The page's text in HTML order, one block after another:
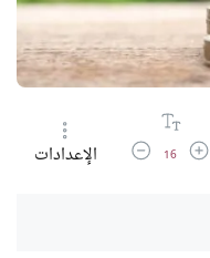
زيادة حجم الخط
16 تقليل حجم الخط
الإعدادات